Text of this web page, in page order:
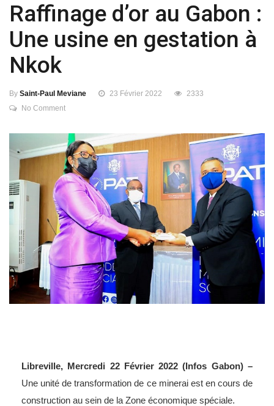
Raffinage d’or au Gabon :
Une usine en gestation à
Nkok
By Saint-Paul Meviane 23 Février 2022
2333
No Comment
Libreville, Mercredi 22 Février 2022 (Infos Gabon) –
Une unité de transformation de ce minerai est en cours de
construction au sein de la Zone économique spéciale.